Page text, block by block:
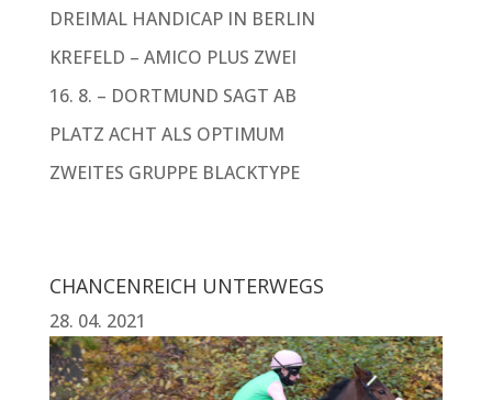
DREIMAL HANDICAP IN BERLIN
KREFELD – AMICO PLUS ZWEI
16. 8. – DORTMUND SAGT AB
PLATZ ACHT ALS OPTIMUM
ZWEITES GRUPPE BLACKTYPE
CHANCENREICH UNTERWEGS
28. 04. 2021